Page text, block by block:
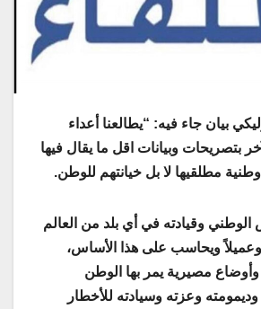
بيان جاء فيه: “يطالعنا أعداء
بتصريحات وبيانات اقل ما يقال فيها
مطلقيها لا بل خيانتهم للوطن.
وقيادته في أي بلد من العالم
وعميلاً ويحاسب على هذا الأساس،
مصيرية يمر بها الوطن
وعزته وسيادته للأخطار